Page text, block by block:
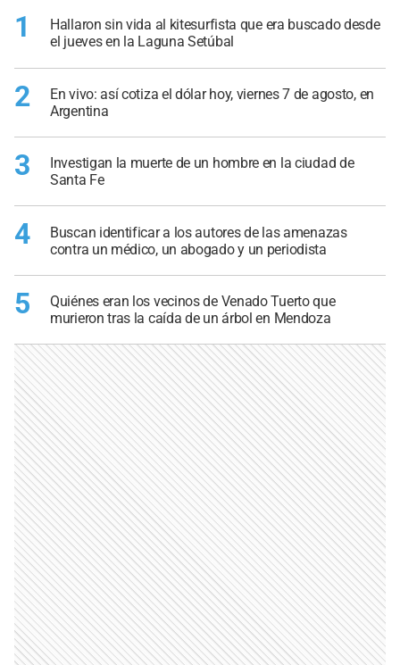
1
Hallaron sin vida al kitesurfista que era buscado desde
el jueves en la Laguna Setúbal
2
En vivo: así cotiza el dólar hoy, viernes 7 de agosto, en
Argentina
3
Investigan la muerte de un hombre en la ciudad de
Santa Fe
4
Buscan identificar a los autores de las amenazas
contra un médico, un abogado y un periodista
5
Quiénes eran los vecinos de Venado Tuerto que
murieron tras la caída de un árbol en Mendoza